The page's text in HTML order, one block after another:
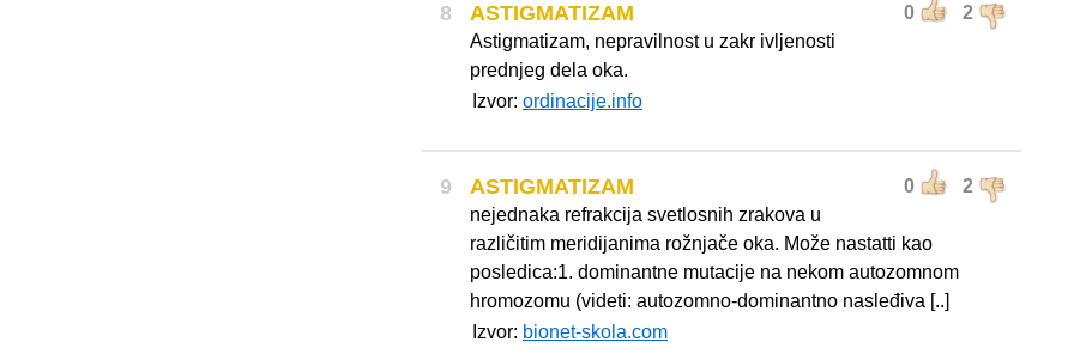
8 0 2
ASTIGMATIZAM
Astigmatizam, nepravilnost u zakr ivljenosti
prednjeg dela oka.
Izvor: ordinacije.info
9 0 2
ASTIGMATIZAM
nejednaka refrakcija svetlosnih zrakova u
različitim meridijanima rožnjače oka. Može nastatti kao
posledica:1. dominantne mutacije na nekom autozomnom
hromozomu (videti: autozomno-dominantno nasleđiva [..]
Izvor: bionet-skola.com